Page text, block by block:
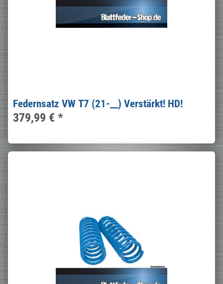
Federnsatz VW T7 (21-__) Verstärkt! HD!
379,99 € *